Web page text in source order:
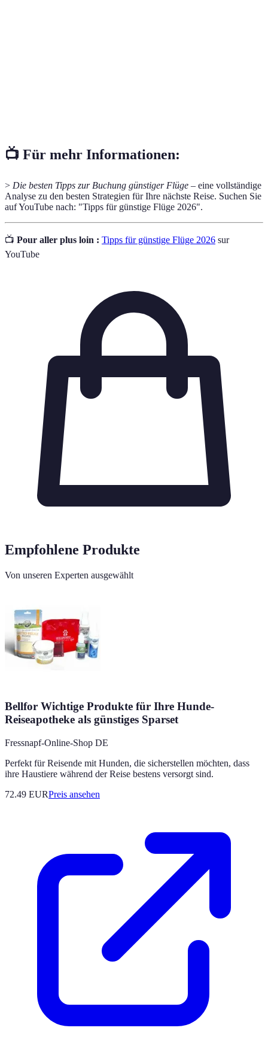
📺 Für mehr Informationen:
> Die besten Tipps zur Buchung günstiger Flüge – eine vollständige
Analyse zu den besten Strategien für Ihre nächste Reise. Suchen Sie
auf YouTube nach: "Tipps für günstige Flüge 2026".
📺 Pour aller plus loin : Tipps für günstige Flüge 2026 sur
YouTube
Empfohlene Produkte
Von unseren Experten ausgewählt
Bellfor Wichtige Produkte für Ihre Hunde-
Reiseapotheke als günstiges Sparset
Fressnapf-Online-Shop DE
Perfekt für Reisende mit Hunden, die sicherstellen möchten, dass
ihre Haustiere während der Reise bestens versorgt sind.
72.49 EURPreis ansehen